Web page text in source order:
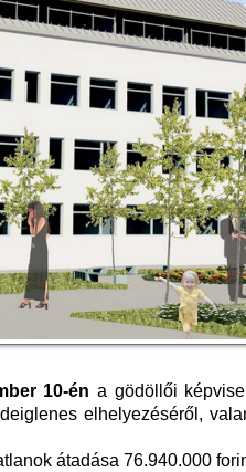
10-én a gödöllői
elhelyezéséről,
átadása 76.940.000